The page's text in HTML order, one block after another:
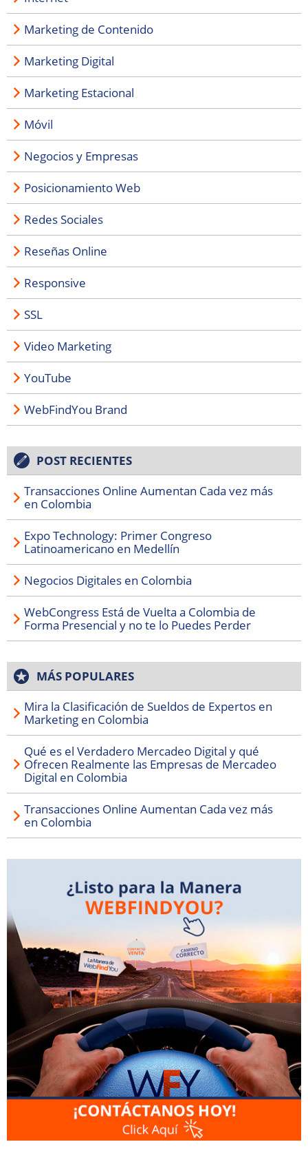
Marketing de Contenido
Marketing Digital
Marketing Estacional
Móvil
Negocios y Empresas
Posicionamiento Web
Redes Sociales
Reseñas Online
Responsive
SSL
Video Marketing
YouTube
WebFindYou Brand
POST RECIENTES
Transacciones Online Aumentan Cada vez más
en Colombia
Expo Technology: Primer Congreso
Latinoamericano en Medellín
Negocios Digitales en Colombia
WebCongress Está de Vuelta a Colombia de
Forma Presencial y no te lo Puedes Perder
MÁS POPULARES
Mira la Clasificación de Sueldos de Expertos en
Marketing en Colombia
Qué es el Verdadero Mercadeo Digital y qué
Ofrecen Realmente las Empresas de Mercadeo
Digital en Colombia
Transacciones Online Aumentan Cada vez más
en Colombia